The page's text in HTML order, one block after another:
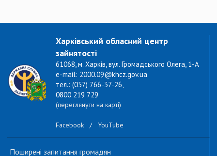
Харківський обласний центр
зайнятості
61068, м. Харків, вул. Громадського Олега, 1-А
e-mail: 2000.09@khcz.gov.ua
тел.: (057) 766-37-26,
0800 219 729
(переглянути на карті)
Facebook / YouTube
Поширені запитання громадян